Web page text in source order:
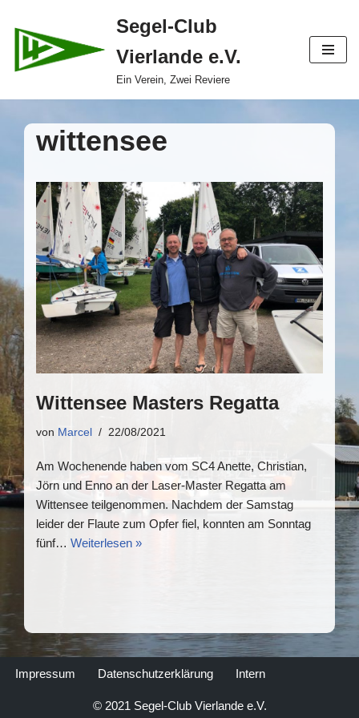
Zum
Inhalt
Segel-Club
Vierlande e.V.
Ein Verein, Zwei Reviere
wittensee
Wittensee Masters Regatta
von Marcel 22/08/2021
Am Wochenende haben vom SC4 Anette, Christian,
Jörn und Enno an der Laser-Master Regatta am
Wittensee teilgenommen. Nachdem der Samstag
leider der Flaute zum Opfer fiel, konnten am Sonntag
fünf… Weiterlesen »
Impressum Datenschutzerklärung Intern
© 2021 Segel-Club Vierlande e.V.